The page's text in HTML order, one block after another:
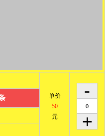
单价
50
元